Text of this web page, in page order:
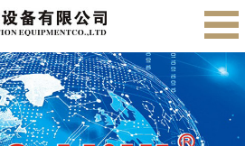
产品展示 售后服务